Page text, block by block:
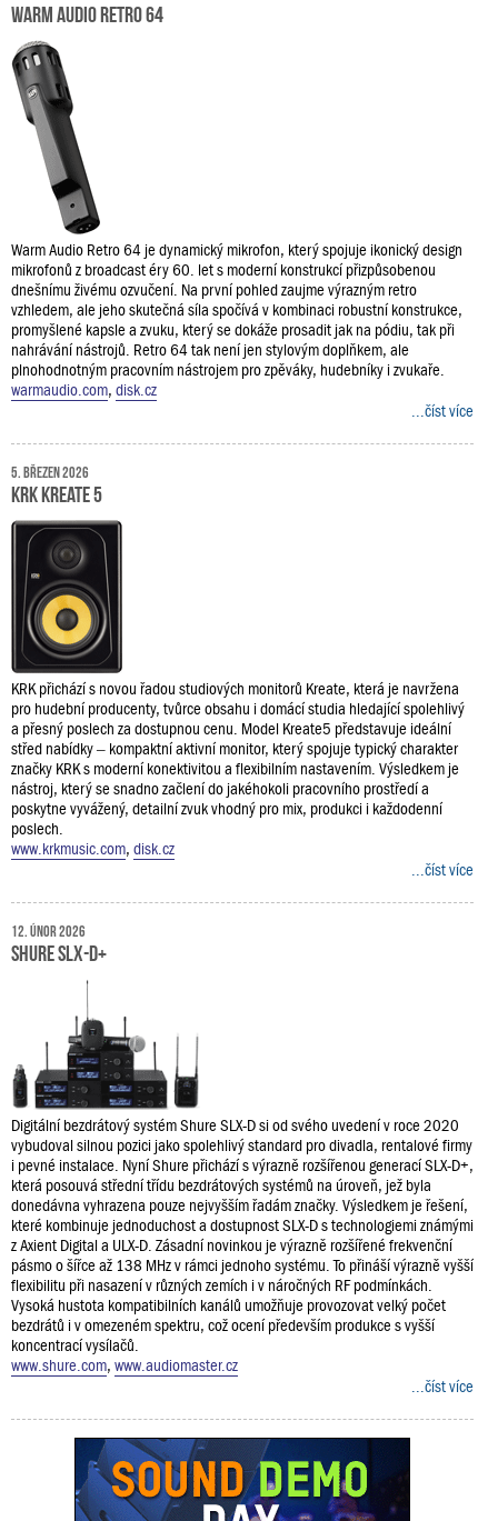
Warm Audio Retro 64
Warm Audio Retro 64 je dynamický mikrofon, který spojuje ikonický design
mikrofonů z broadcast éry 60. let s moderní konstrukcí přizpůsobenou
dnešnímu živému ozvučení. Na první pohled zaujme výrazným retro
vzhledem, ale jeho skutečná síla spočívá v kombinaci robustní konstrukce,
promyšlené kapsle a zvuku, který se dokáže prosadit jak na pódiu, tak při
nahrávání nástrojů. Retro 64 tak není jen stylovým doplňkem, ale
plnohodnotným pracovním nástrojem pro zpěváky, hudebníky i zvukaře.
warmaudio.com, disk.cz
...číst více
5. březen 2026
KRK Kreate 5
KRK přichází s novou řadou studiových monitorů Kreate, která je navržena
pro hudební producenty, tvůrce obsahu i domácí studia hledající spolehlivý
a přesný poslech za dostupnou cenu. Model Kreate5 představuje ideální
střed nabídky – kompaktní aktivní monitor, který spojuje typický charakter
značky KRK s moderní konektivitou a flexibilním nastavením. Výsledkem je
nástroj, který se snadno začlení do jakéhokoli pracovního prostředí a
poskytne vyvážený, detailní zvuk vhodný pro mix, produkci i každodenní
poslech.
www.krkmusic.com, disk.cz
...číst více
12. únor 2026
Shure SLX-D+
Digitální bezdrátový systém Shure SLX-D si od svého uvedení v roce 2020
vybudoval silnou pozici jako spolehlivý standard pro divadla, rentalové firmy
i pevné instalace. Nyní Shure přichází s výrazně rozšířenou generací SLX-D+,
která posouvá střední třídu bezdrátových systémů na úroveň, jež byla
donedávna vyhrazena pouze nejvyšším řadám značky. Výsledkem je řešení,
které kombinuje jednoduchost a dostupnost SLX-D s technologiemi známými
z Axient Digital a ULX-D. Zásadní novinkou je výrazně rozšířené frekvenční
pásmo o šířce až 138 MHz v rámci jednoho systému. To přináší výrazně vyšší
flexibilitu při nasazení v různých zemích i v náročných RF podmínkách.
Vysoká hustota kompatibilních kanálů umožňuje provozovat velký počet
bezdrátů i v omezeném spektru, což ocení především produkce s vyšší
koncentrací vysílačů.
www.shure.com, www.audiomaster.cz
...číst více